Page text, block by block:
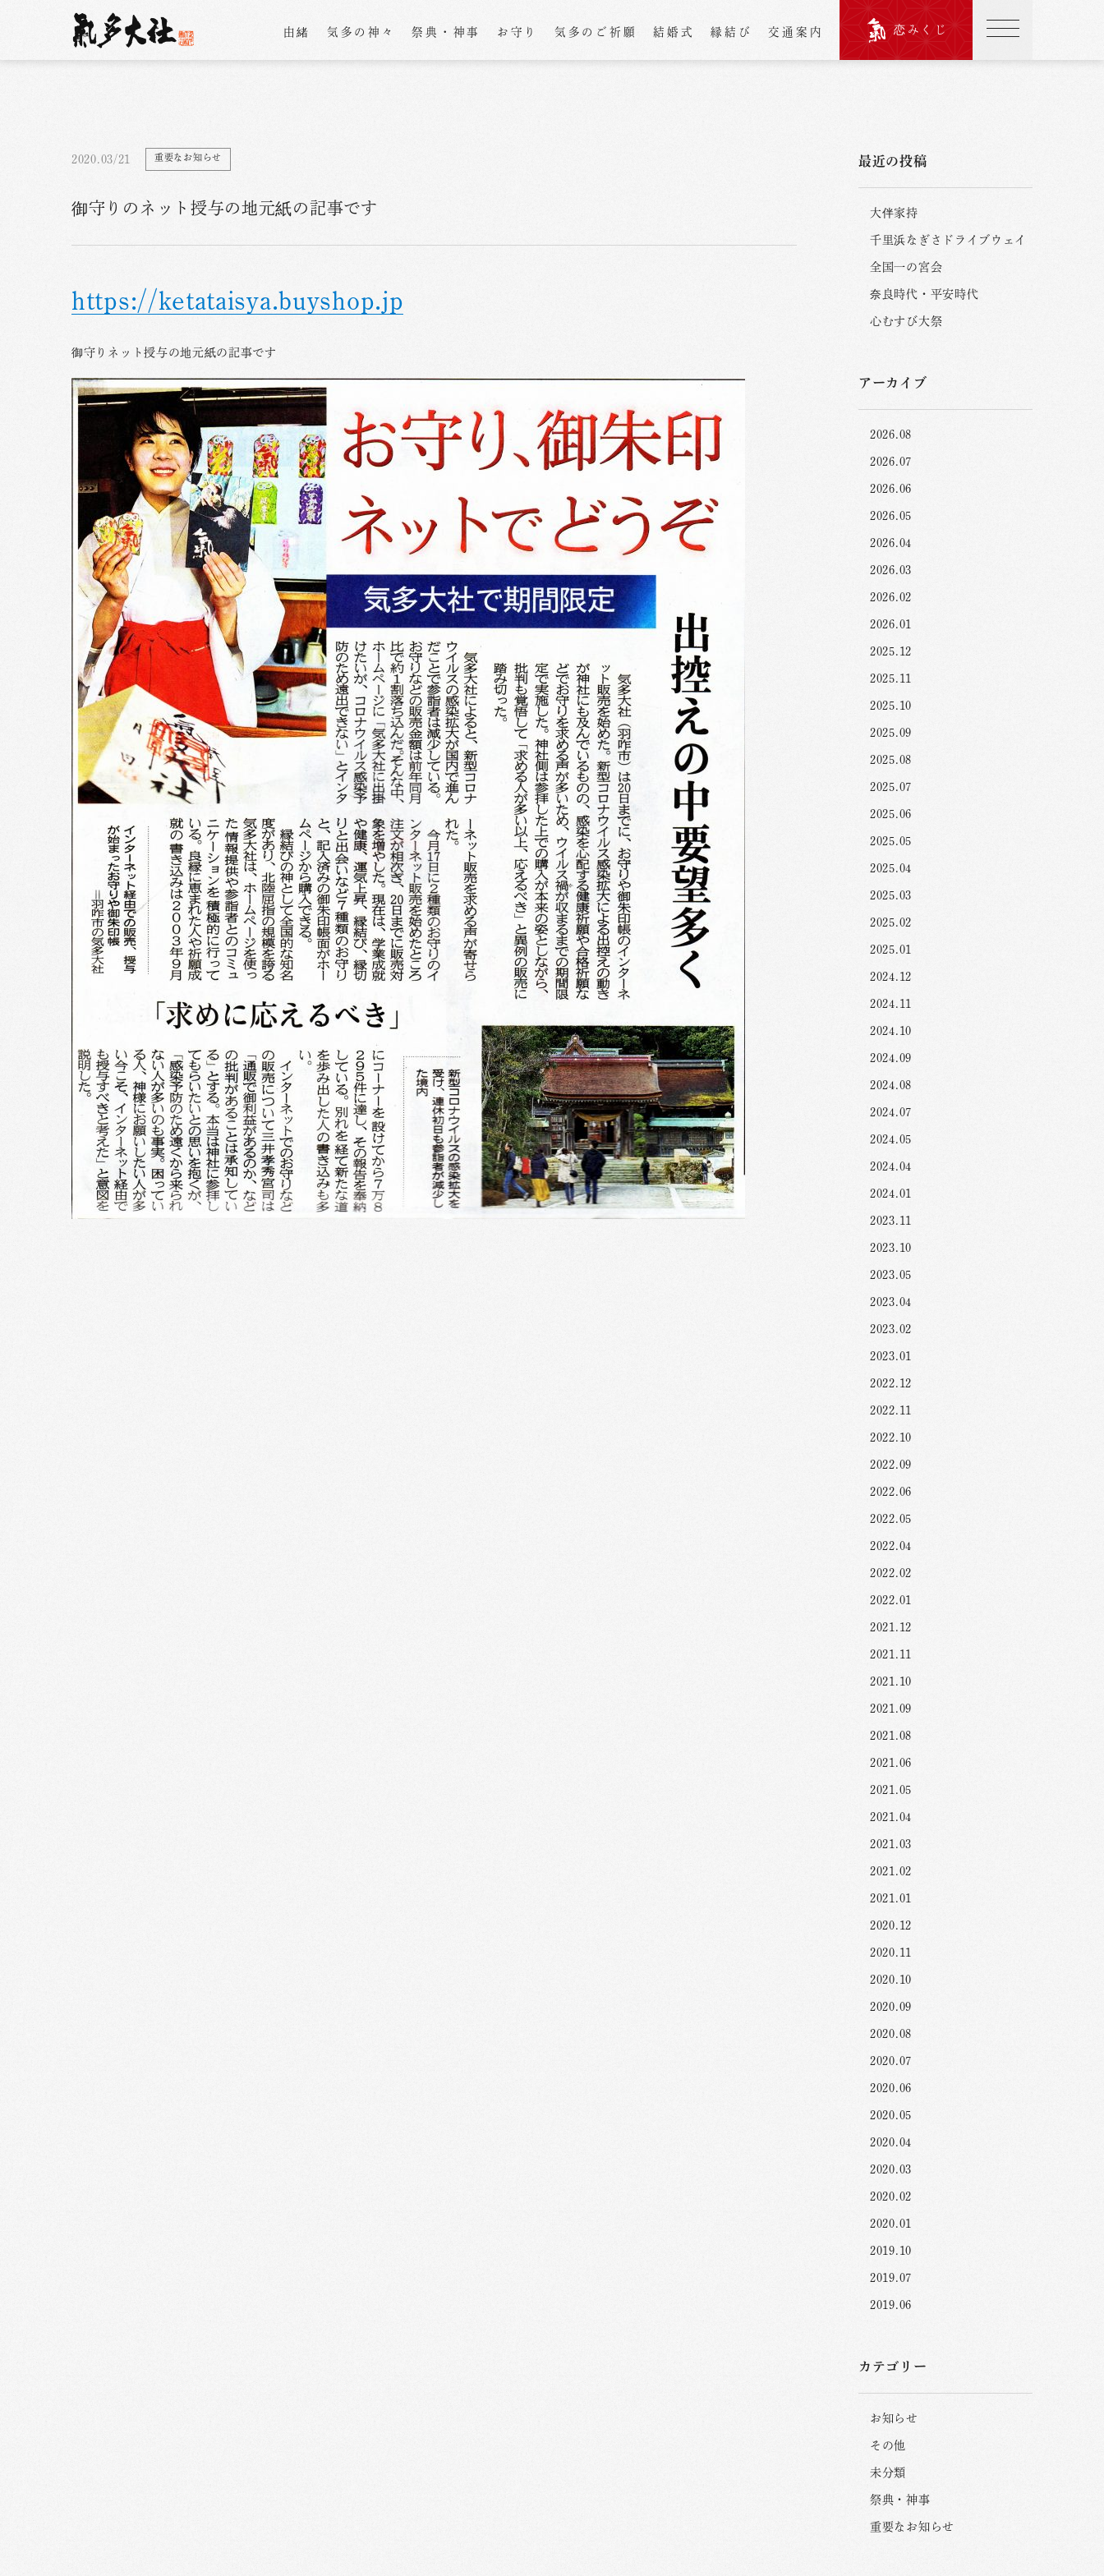
由緒 気多の神々 祭典・神事 お守り 気多のご祈願 結婚式 縁結び 交通案内 恋みくじ
2020.03/21 重要なお知らせ
御守りのネット授与の地元紙の記事です
https://ketataisya.buyshop.jp
御守りネット授与の地元紙の記事です
最近の投稿
大伴家持
千里浜なぎさドライブウェイ
全国一の宮会
奈良時代・平安時代
心むすび大祭
アーカイブ
2026.08
2026.07
2026.06
2026.05
2026.04
2026.03
2026.02
2026.01
2025.12
2025.11
2025.10
2025.09
2025.08
2025.07
2025.06
2025.05
2025.04
2025.03
2025.02
2025.01
2024.12
2024.11
2024.10
2024.09
2024.08
2024.07
2024.05
2024.04
2024.01
2023.11
2023.10
2023.05
2023.04
2023.02
2023.01
2022.12
2022.11
2022.10
2022.09
2022.06
2022.05
2022.04
2022.02
2022.01
2021.12
2021.11
2021.10
2021.09
2021.08
2021.06
2021.05
2021.04
2021.03
2021.02
2021.01
2020.12
2020.11
2020.10
2020.09
2020.08
2020.07
2020.06
2020.05
2020.04
2020.03
2020.02
2020.01
2019.10
2019.07
2019.06
カテゴリー
お知らせ
その他
未分類
祭典・神事
重要なお知らせ